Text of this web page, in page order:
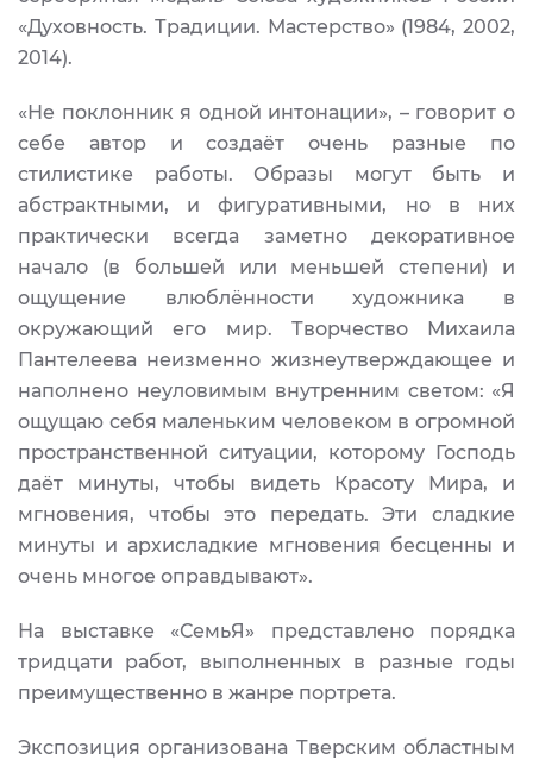
«Духовность. Традиции. Мастерство» (1984, 2002,
2014).
«Не поклонник я одной интонации», – говорит о
себе автор и создаёт очень разные по
стилистике работы. Образы могут быть и
абстрактными, и фигуративными, но в них
практически всегда заметно декоративное
начало (в большей или меньшей степени) и
ощущение влюблённости художника в
окружающий его мир. Творчество Михаила
Пантелеева неизменно жизнеутверждающее и
наполнено неуловимым внутренним светом: «Я
ощущаю себя маленьким человеком в огромной
пространственной ситуации, которому Господь
даёт минуты, чтобы видеть Красоту Мира, и
мгновения, чтобы это передать. Эти сладкие
минуты и архисладкие мгновения бесценны и
очень многое оправдывают».
На выставке «СемьЯ» представлено порядка
тридцати работ, выполненных в разные годы
преимущественно в жанре портрета.
Экспозиция организована Тверским областным